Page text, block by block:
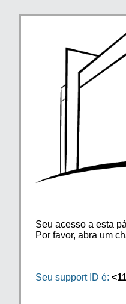
Seu acesso a esta
Por favor, abra um
Seu support ID é: